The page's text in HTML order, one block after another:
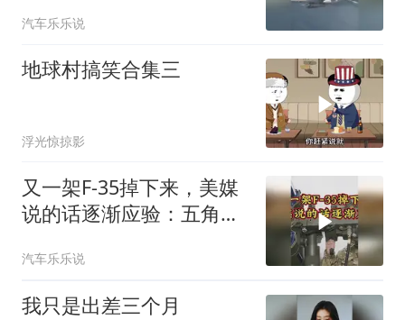
汽车乐乐说
地球村搞笑合集三
浮光惊掠影
又一架F-35掉下来，美媒
说的话逐渐应验：五角大
汽车乐乐说
我只是出差三个月